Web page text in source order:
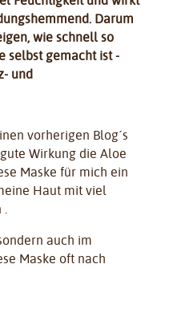
Darum
wie schnell so
selbst gemacht ist -
und
vorherigen Blog´s
Wirkung die Aloe
Maske für mich ein
Haut mit viel
.
auch im
Maske oft nach